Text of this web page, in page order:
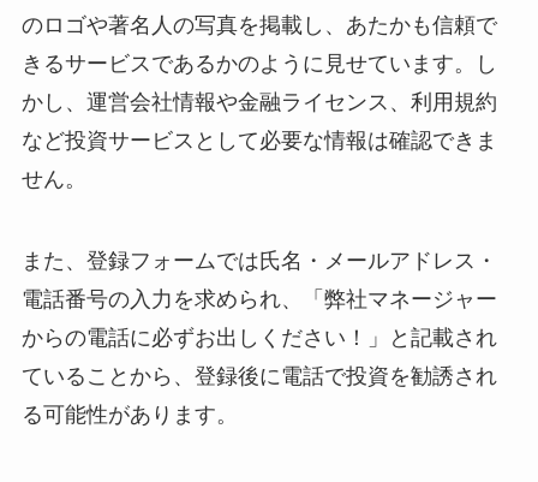
のロゴや著名人の写真を掲載し、あたかも信頼で
きるサービスであるかのように見せています。し
かし、運営会社情報や金融ライセンス、利用規約
など投資サービスとして必要な情報は確認できま
せん。
また、登録フォームでは氏名・メールアドレス・
電話番号の入力を求められ、「弊社マネージャー
からの電話に必ずお出しください！」と記載され
ていることから、登録後に電話で投資を勧誘され
る可能性があります。